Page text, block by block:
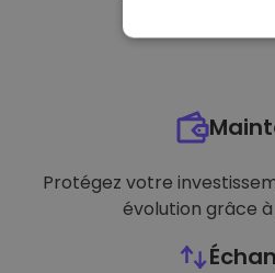
Protégez votre
évolution grâce